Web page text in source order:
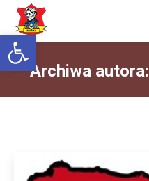
Otwórz pasek narzędzi
Archiwa autora: